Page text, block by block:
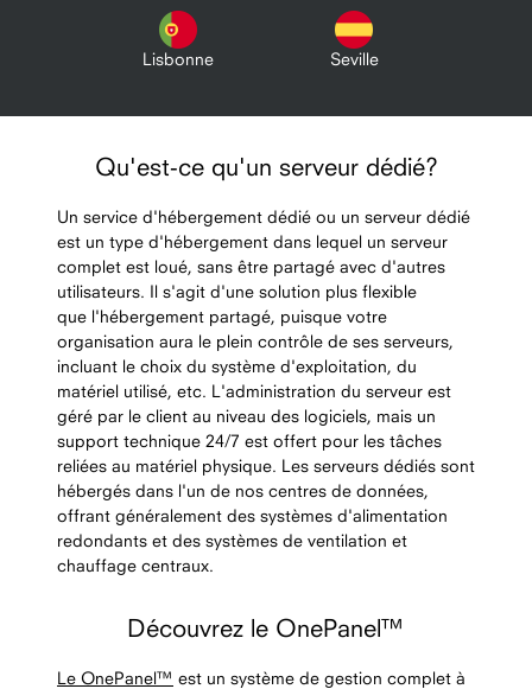
Lisbonne Seville
Qu'est-ce qu'un serveur dédié?
Un service d'hébergement dédié ou un serveur dédié
est un type d'hébergement dans lequel un serveur
complet est loué, sans être partagé avec d'autres
utilisateurs. Il s'agit d'une solution plus flexible
que l'hébergement partagé, puisque votre
organisation aura le plein contrôle de ses serveurs,
incluant le choix du système d'exploitation, du
matériel utilisé, etc. L'administration du serveur est
géré par le client au niveau des logiciels, mais un
support technique 24/7 est offert pour les tâches
reliées au matériel physique. Les serveurs dédiés sont
hébergés dans l'un de nos centres de données,
offrant généralement des systèmes d'alimentation
redondants et des systèmes de ventilation et
chauffage centraux.
Découvrez le OnePanel™
Le OnePanel™ est un système de gestion complet à